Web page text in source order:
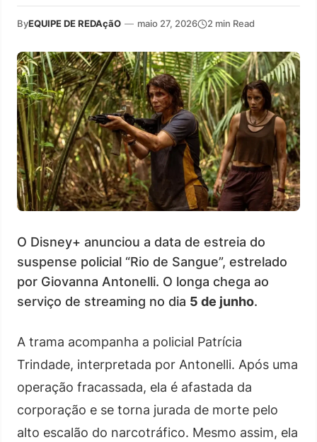
ByEQUIPE DE REDAçãO — maio 27, 2026 2 min Read
O Disney+ anunciou a data de estreia do
suspense policial “Rio de Sangue”, estrelado
por Giovanna Antonelli. O longa chega ao
serviço de streaming no dia 5 de junho.
A trama acompanha a policial Patrícia
Trindade, interpretada por Antonelli. Após uma
operação fracassada, ela é afastada da
corporação e se torna jurada de morte pelo
alto escalão do narcotráfico. Mesmo assim, ela